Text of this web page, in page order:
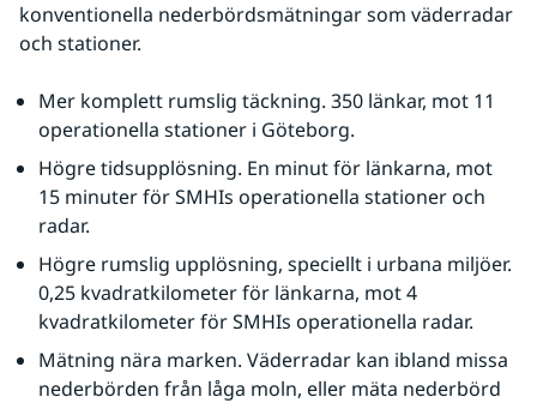
konventionella nederbördsmätningar som väderradar
och stationer.
Mer komplett rumslig täckning. 350 länkar, mot 11
operationella stationer i Göteborg.
Högre tidsupplösning. En minut för länkarna, mot
15 minuter för SMHIs operationella stationer och
radar.
Högre rumslig upplösning, speciellt i urbana miljöer.
0,25 kvadratkilometer för länkarna, mot 4
kvadratkilometer för SMHIs operationella radar.
Mätning nära marken. Väderradar kan ibland missa
nederbörden från låga moln, eller mäta nederbörd